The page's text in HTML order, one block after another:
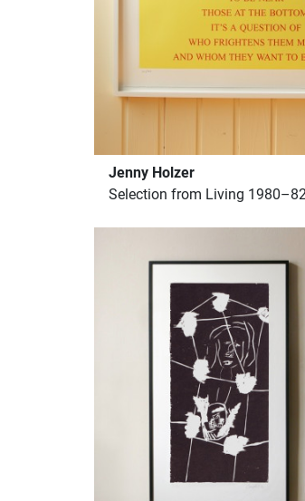
Jenny Holzer
Selection from Living